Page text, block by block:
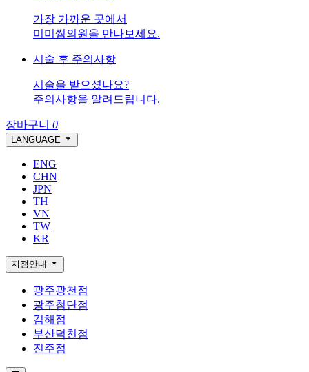
가장 가까운 곳에서
미미썸의원을 만나보세요.
시술 후 주의사항
시술을 받으셨나요?
주의사항을 알려드립니다.
장바구니 0
LANGUAGE
ENG
CHN
JPN
TH
VN
TW
KR
지점안내
광주광천점
광주첨단점
김해점
부산덕천점
진주점